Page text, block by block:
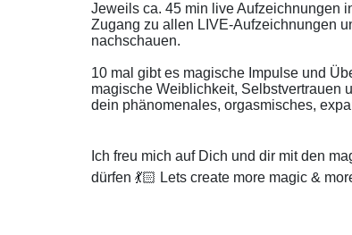
Jeweils ca. 45 min live Aufzeichnungen
Zugang zu allen LIVE-Aufzeichnungen
nachschauen.
10 mal gibt es magische Impulse und
magische Weiblichkeit, Selbstvertrauen
dein phänomenales, orgasmisches,
Ich freu mich auf Dich und dir mit den
dürfen 💃🏻 Lets create more magic &